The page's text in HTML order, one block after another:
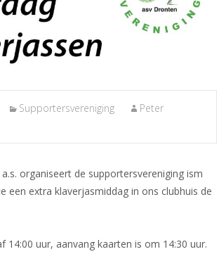
Supportersvereniging
Peter
organiseert de supportersvereniging ism
een extra klaverjasmiddag in ons clubhuis de
14:00 uur, aanvang kaarten is om 14:30 uur.